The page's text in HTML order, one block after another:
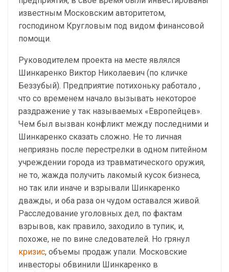
известным Московским авторитетом,
господином Кругловым под видом финансовой
помощи.
Руководителем проекта на месте являлся
Шинкаренко Виктор Николаевич (по кличке
Беззубый). Предприятие потихоньку работало ,
что со временем начало вызывать некоторое
раздражение у так называемых «Европейцев».
Чем был вызван конфликт между последними и
Шинкаренко сказать сложно. Не то личная
неприязнь после перестрелки в одном питейном
учреждении города из травматического оружия,
не то, жажда получить лакомый кусок бизнеса,
но так или иначе и взрывали Шинкаренко
дважды, и оба раза он чудом оставался живой.
Расследование уголовных дел, по фактам
взрывов, как правило, заходило в тупик, и,
похоже, не по вине следователей. Но грянул
кризис, объемы продаж упали. Московские
инвесторы обвинили Шинкаренко в